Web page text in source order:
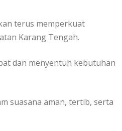
terus memperkuat
Karang Tengah.
dan menyentuh kebutuhan
suasana aman, tertib, serta